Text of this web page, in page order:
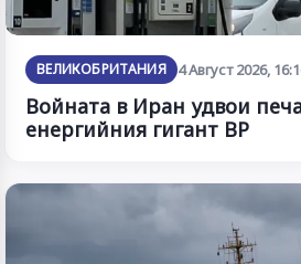
ВЕЛИКОБРИТАНИЯ 4 Август 2026,
Войната в Иран удвои
енергийния гигант BP